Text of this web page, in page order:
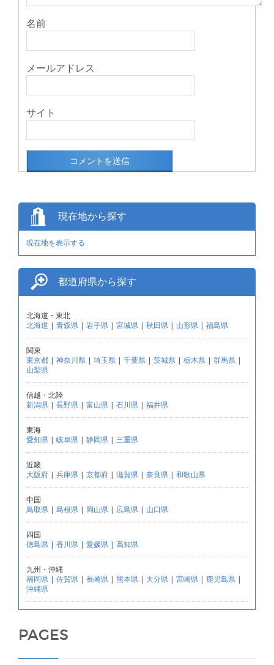
名前
メールアドレス
サイト
現在地から探す
現在地を表示する
都道府県から探す
北海道・東北
北海道 | 青森県 | 岩手県 | 宮城県 | 秋田県 | 山形県 | 福島県
関東
東京都 | 神奈川県 | 埼玉県 | 千葉県 | 茨城県 | 栃木県 | 群馬県 |
山梨県
信越・北陸
新潟県 | 長野県 | 富山県 | 石川県 | 福井県
東海
愛知県 | 岐阜県 | 静岡県 | 三重県
近畿
大阪府 | 兵庫県 | 京都府 | 滋賀県 | 奈良県 | 和歌山県
中国
鳥取県 | 島根県 | 岡山県 | 広島県 | 山口県
四国
徳島県 | 香川県 | 愛媛県 | 高知県
九州・沖縄
福岡県 | 佐賀県 | 長崎県 | 熊本県 | 大分県 | 宮崎県 | 鹿児島県 |
沖縄県
PAGES